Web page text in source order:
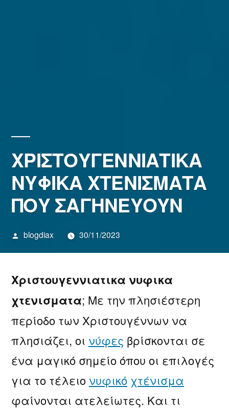
ΧΡΙΣΤΟΥΓΕΝΝΙΑΤΙΚΑ
ΝΥΦΙΚΑ ΧΤΕΝΙΣΜΑΤΑ
ΠΟΥ ΣΑΓΗΝΕΥΟΥΝ
Συντάχθηκε
blogdiax 30/11/2023
Χριστουγεννιατικα νυφικα
χτενισματα; Με την πλησιέστερη
περίοδο των Χριστουγέννων να
πλησιάζει, οι νύφες βρίσκονται σε
ένα μαγικό σημείο όπου οι επιλογές
για το τέλειο νυφικό χτένισμα
φαίνονται ατελείωτες. Και τι